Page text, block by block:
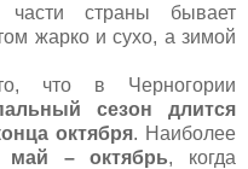
части страны бывает
жарко и сухо, а зимой
что в Черногории
сезон длится
октября. Наиболее
май – октябрь, когда